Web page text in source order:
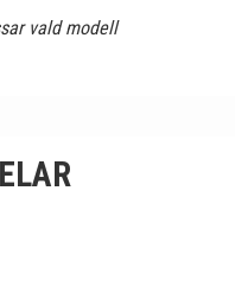
vald modell